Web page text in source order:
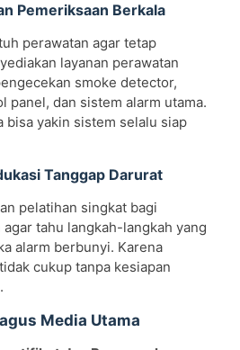
Pemeriksaan Berkala
perawatan agar tetap
layanan perawatan
smoke detector,
panel, dan sistem alarm utama.
bisa yakin sistem selalu siap
Tanggap Darurat
pelatihan singkat bagi
tahu langkah-langkah yang
alarm berbunyi. Karena
cukup tanpa kesiapan
Media Utama